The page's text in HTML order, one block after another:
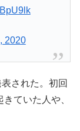
2020
された。初回
ていた人や、